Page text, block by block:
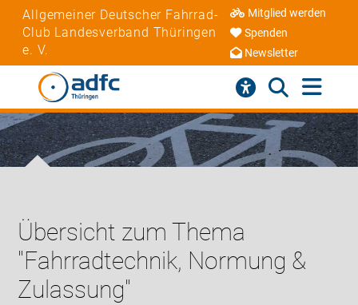
Allgemeiner Deutscher Fahrrad-
Club Landesverband Thüringen
e. V.
Mitglied werden
Spenden
Newsletter
Übersicht zum Thema
"Fahrradtechnik, Normung &
Zulassung"